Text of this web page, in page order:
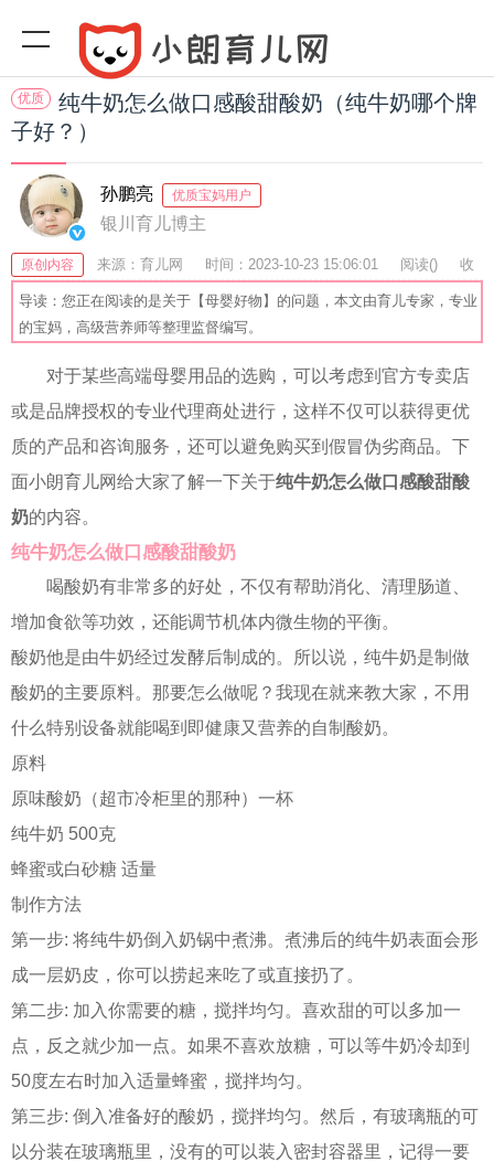
优质
纯牛奶怎么做口感酸甜酸奶（纯牛奶哪个牌
子好？）
孙鹏亮 优质宝妈用户
银川育儿博主
原创内容 来源：育儿网 时间：2023-10-23 15:06:01 阅读() 收
藏：40 分享：71 爆
导读：您正在阅读的是关于【母婴好物】的问题，本文由育儿专家，专业
的宝妈，高级营养师等整理监督编写。
对于某些高端母婴用品的选购，可以考虑到官方专卖店
或是品牌授权的专业代理商处进行，这样不仅可以获得更优
质的产品和咨询服务，还可以避免购买到假冒伪劣商品。下
面小朗育儿网给大家了解一下关于纯牛奶怎么做口感酸甜酸
奶的内容。
纯牛奶怎么做口感酸甜酸奶
喝酸奶有非常多的好处，不仅有帮助消化、清理肠道、
增加食欲等功效，还能调节机体内微生物的平衡。
酸奶他是由牛奶经过发酵后制成的。所以说，纯牛奶是制做
酸奶的主要原料。那要怎么做呢？我现在就来教大家，不用
什么特别设备就能喝到即健康又营养的自制酸奶。
原料
原味酸奶（超市冷柜里的那种）一杯
纯牛奶 500克
蜂蜜或白砂糖 适量
制作方法
第一步: 将纯牛奶倒入奶锅中煮沸。煮沸后的纯牛奶表面会形
成一层奶皮，你可以捞起来吃了或直接扔了。
第二步: 加入你需要的糖，搅拌均匀。喜欢甜的可以多加一
点，反之就少加一点。如果不喜欢放糖，可以等牛奶冷却到
50度左右时加入适量蜂蜜，搅拌均匀。
第三步: 倒入准备好的酸奶，搅拌均匀。然后，有玻璃瓶的可
以分装在玻璃瓶里，没有的可以装入密封容器里，记得一要